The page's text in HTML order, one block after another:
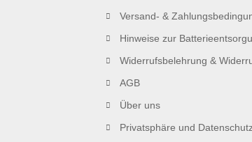
Versand- &
Hinweise zur
Widerrufsbelehrung &
AGB
Über uns
Privatsphäre und